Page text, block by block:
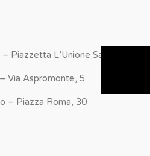
– Piazzetta L’Unione Sarda, 24
Via Aspromonte, 5
– Piazza Roma, 30